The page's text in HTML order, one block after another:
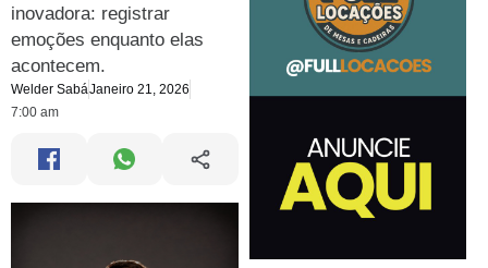
inovadora: registrar
emoções enquanto elas
acontecem.
Welder SabáJaneiro 21, 2026
7:00 am